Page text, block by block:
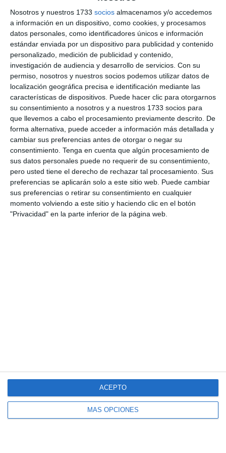
Nosotros y nuestros 1733 socios almacenamos y/o accedemos
a información en un dispositivo, como cookies, y procesamos
datos personales, como identificadores únicos e información
estándar enviada por un dispositivo para publicidad y contenido
personalizado, medición de publicidad y contenido,
investigación de audiencia y desarrollo de servicios. Con su
permiso, nosotros y nuestros socios podemos utilizar datos de
localización geográfica precisa e identificación mediante las
características de dispositivos. Puede hacer clic para otorgarnos
su consentimiento a nosotros y a nuestros 1733 socios para
que llevemos a cabo el procesamiento previamente descrito. De
forma alternativa, puede acceder a información más detallada y
cambiar sus preferencias antes de otorgar o negar su
consentimiento. Tenga en cuenta que algún procesamiento de
sus datos personales puede no requerir de su consentimiento,
pero usted tiene el derecho de rechazar tal procesamiento. Sus
preferencias se aplicarán solo a este sitio web. Puede cambiar
sus preferencias o retirar su consentimiento en cualquier
momento volviendo a este sitio y haciendo clic en el botón
"Privacidad" en la parte inferior de la página web.
MÁS OPCIONES
ACEPTO
RoadPilot y no perder las prestaciones de detección. Esto es
útil para aquellos conductores que ya tengan instalado un
Bel975 y quieran mejorar su equipo instalado el Micro de
Roadpilot, ya que no necesitaran adquirir la antena
detectora de radar de RoadPilot ya que podrán enchufar la
antena del Bel975 que ya tienen instalada.
La interfaz tiene las siguientes características:
– Capaz de Configurar las bandas acotada en 34.3 y 35.5
GHz
– Reset en caliente de la antena por tiempo y nivel de señal
recibida que impide que la antena deje de funcionar por
saturación de la misma.
La instalación es muy sencilla, simplemente hemos de
enchufar la interfaz entre el cable de la antena del Bel975 y
25 febrero, 2008